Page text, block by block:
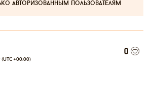
авторизованным пользователям
+00:00)
0